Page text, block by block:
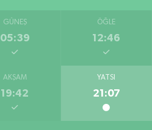
GÜNEŞ
05:39
ÖĞLE
12:46
AKŞAM
19:42
YATSI
21:07